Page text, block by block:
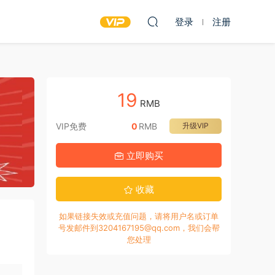
登录 注册
19 RMB
VIP免费 升级VIP
0 RMB
立即购买
收藏
如果链接失效或充值问题，请将用户名或订单
号发邮件到3204167195@qq.com，我们会帮
您处理